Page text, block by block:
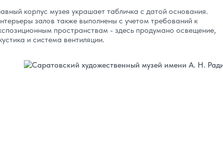
корпус музея украшает табличка с датой основания.
залов также выполнены с учетом требований к
пространствам - здесь продумано освещение,
и система вентиляции.